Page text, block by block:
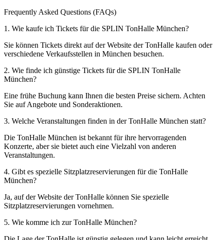
Frequently Asked Questions (FAQs)
1. Wie kaufe ich Tickets für die SPLIN TonHalle München?
Sie können Tickets direkt auf der Website der TonHalle kaufen oder
verschiedene Verkaufsstellen in München besuchen.
2. Wie finde ich günstige Tickets für die SPLIN TonHalle
München?
Eine frühe Buchung kann Ihnen die besten Preise sichern. Achten
Sie auf Angebote und Sonderaktionen.
3. Welche Veranstaltungen finden in der TonHalle München statt?
Die TonHalle München ist bekannt für ihre hervorragenden
Konzerte, aber sie bietet auch eine Vielzahl von anderen
Veranstaltungen.
4. Gibt es spezielle Sitzplatzreservierungen für die TonHalle
München?
Ja, auf der Website der TonHalle können Sie spezielle
Sitzplatzreservierungen vornehmen.
5. Wie komme ich zur TonHalle München?